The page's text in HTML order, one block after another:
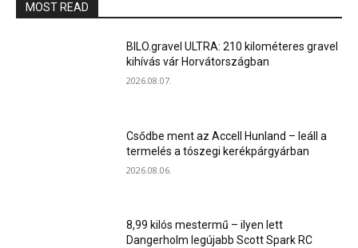
MOST READ
BILO.gravel ULTRA: 210 kilométeres gravel
kihívás vár Horvátországban
2026.08.07.
Csődbe ment az Accell Hunland – leáll a
termelés a tószegi kerékpárgyárban
2026.08.06.
8,99 kilós mestermű – ilyen lett
Dangerholm legújabb Scott Spark RC